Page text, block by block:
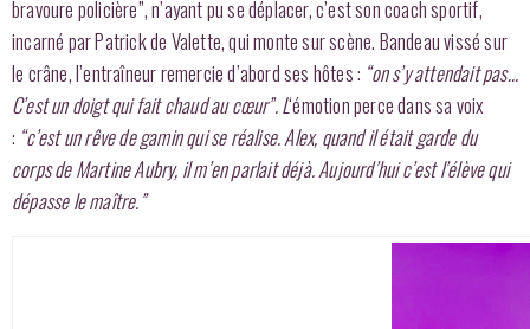
bravoure policière”, n’ayant pu se déplacer, c’est son coach sportif,
incarné par Patrick de Valette, qui monte sur scène. Bandeau vissé sur
le crâne, l’entraîneur remercie d’abord ses hôtes : “on s’y attendait pas…
C’est un doigt qui fait chaud au cœur”. L‘émotion perce dans sa voix
: “c’est un rêve de gamin qui se réalise. Alex, quand il était garde du
corps de Martine Aubry, il m’en parlait déjà. Aujourd’hui c’est l’élève qui
dépasse le maître.”